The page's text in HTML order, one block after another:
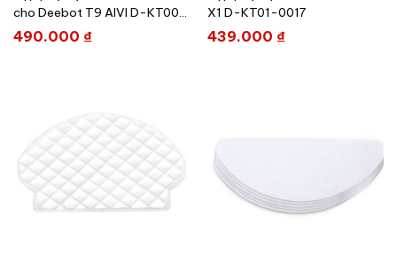
cho Deebot T9 AIVI D-KT00-
2103
490.000 ₫
X1 D-KT01-0017
439.000 ₫